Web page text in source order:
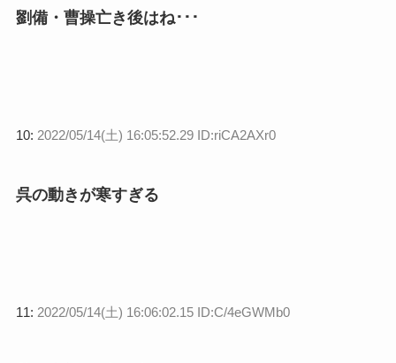
劉備・曹操亡き後はね･･･
10: 2022/05/14(土) 16:05:52.29 ID:riCA2AXr0
呉の動きが寒すぎる
11: 2022/05/14(土) 16:06:02.15 ID:C/4eGWMb0